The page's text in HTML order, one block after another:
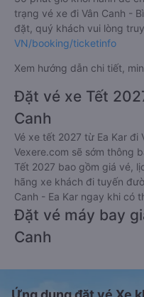
Bước 4: Chọn vị trí/giường
thông tin hành khách khi
Định từ Ea Kar - Đắk Lắk
Bước 5: Chọn hình thức
thanh toán vé.
Việc đặt mua và thanh toán
Định từ Ea Kar - Đắk Lắk
Vexere.com
bao gồm:
Thanh toán bằng
siêu thị gần nhà.
Thanh toán bằng
Card, JCB).
Thanh toán bằng thẻ
tuyến (Internet